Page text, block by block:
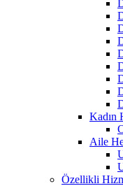
Kadın
Aile
Özellikli